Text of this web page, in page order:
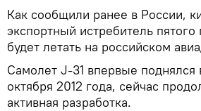
Как сообщили ранее в России,
экспортный истребитель пятого
будет летать на российском
Самолет J-31 впервые поднялся
октября 2012 года, сейчас
активная разработка.